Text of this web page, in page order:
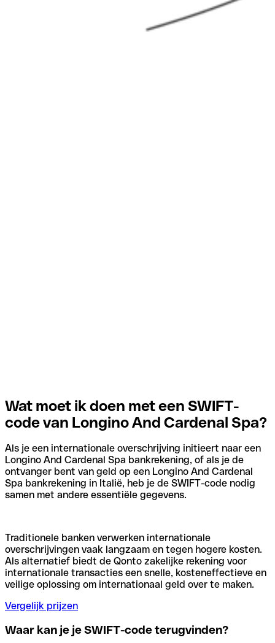
Wat moet ik doen met een SWIFT-
code van Longino And Cardenal Spa?
Als je een internationale overschrijving initieert naar een
Longino And Cardenal Spa bankrekening, of als je de
ontvanger bent van geld op een Longino And Cardenal
Spa bankrekening in Italië, heb je de SWIFT-code nodig
samen met andere essentiële gegevens.
Traditionele banken verwerken internationale
overschrijvingen vaak langzaam en tegen hogere kosten.
Als alternatief biedt de Qonto zakelijke rekening voor
internationale transacties een snelle, kosteneffectieve en
veilige oplossing om internationaal geld over te maken.
Vergelijk prijzen
Waar kan je je SWIFT-code terugvinden?